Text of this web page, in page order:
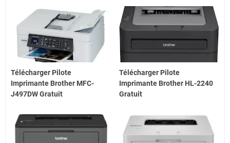
Télécharger Pilote
Imprimante Brother MFC-
J497DW Gratuit
Télécharger Pilote
Imprimante Brother HL-2240
Gratuit